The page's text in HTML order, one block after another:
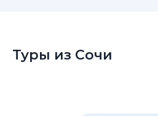
Туры из Сочи